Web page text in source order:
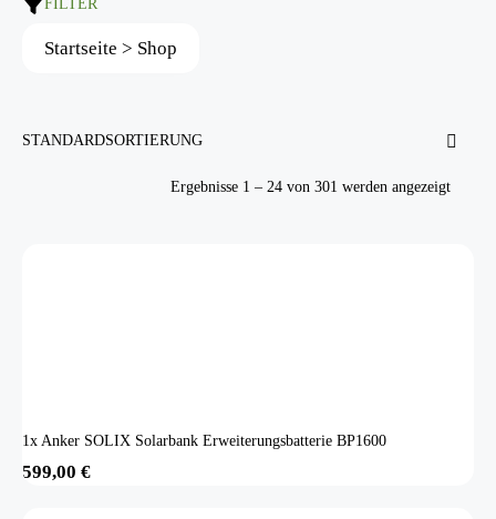
FILTER
Startseite > Shop
Ergebnisse 1 – 24 von 301 werden angezeigt
1x Anker SOLIX Solarbank Erweiterungsbatterie BP1600
599,00 €